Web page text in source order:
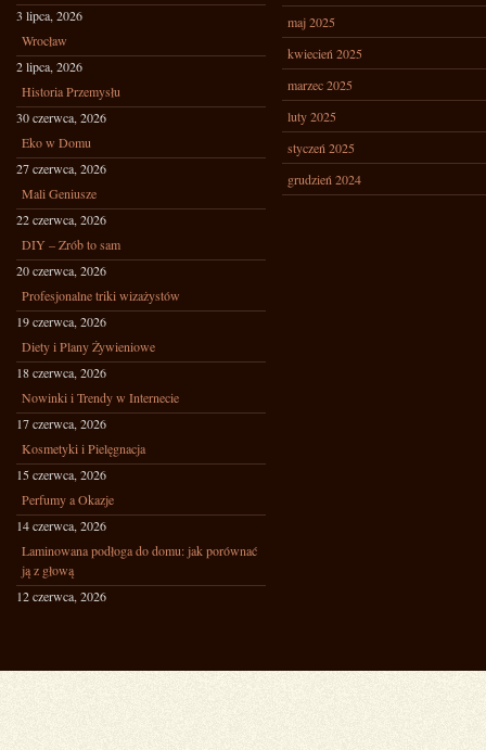
3 lipca, 2026
Wrocław
2 lipca, 2026
Historia Przemysłu
30 czerwca, 2026
Eko w Domu
27 czerwca, 2026
Mali Geniusze
22 czerwca, 2026
DIY – Zrób to sam
20 czerwca, 2026
Profesjonalne triki wizażystów
19 czerwca, 2026
Diety i Plany Żywieniowe
18 czerwca, 2026
Nowinki i Trendy w Internecie
17 czerwca, 2026
Kosmetyki i Pielęgnacja
15 czerwca, 2026
Perfumy a Okazje
14 czerwca, 2026
Laminowana podłoga do domu: jak porównać
ją z głową
12 czerwca, 2026
maj 2025
kwiecień 2025
marzec 2025
luty 2025
styczeń 2025
grudzień 2024